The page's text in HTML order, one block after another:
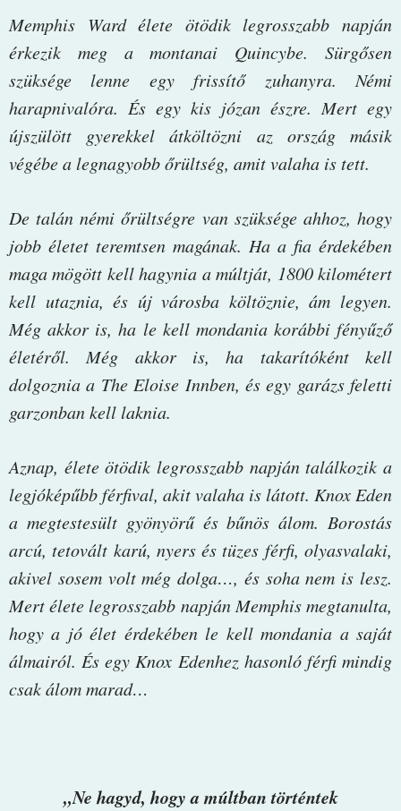
Memphis ​Ward élete ötödik legrosszabb napján
érkezik meg a montanai Quincybe. Sürgősen
szüksége lenne egy frissítő zuhanyra. Némi
harapnivalóra. És egy kis józan észre. Mert egy
újszülött gyerekkel átköltözni az ország másik
végébe a legnagyobb őrültség, amit valaha is tett.
De talán némi őrültségre van szüksége ahhoz, hogy
jobb életet teremtsen magának. Ha a fia érdekében
maga mögött kell hagynia a múltját, 1800 kilométert
kell utaznia, és új városba költöznie, ám legyen.
Még akkor is, ha le kell mondania korábbi fényűző
életéről. Még akkor is, ha takarítóként kell
dolgoznia a The Eloise Innben, és egy garázs feletti
garzonban kell laknia.
Aznap, élete ötödik legrosszabb napján találkozik a
legjóképűbb férfival, akit valaha is látott. Knox Eden
a megtestesült gyönyörű és bűnös álom. Borostás
arcú, tetovált karú, nyers és tüzes férfi, olyasvalaki,
akivel sosem volt még dolga…, és soha nem is lesz.
Mert élete legrosszabb napján Memphis megtanulta,
hogy a jó élet érdekében le kell mondania a saját
álmairól. És egy Knox Edenhez hasonló férfi mindig
csak álom marad…
„Ne hagyd, hogy a múltban történtek